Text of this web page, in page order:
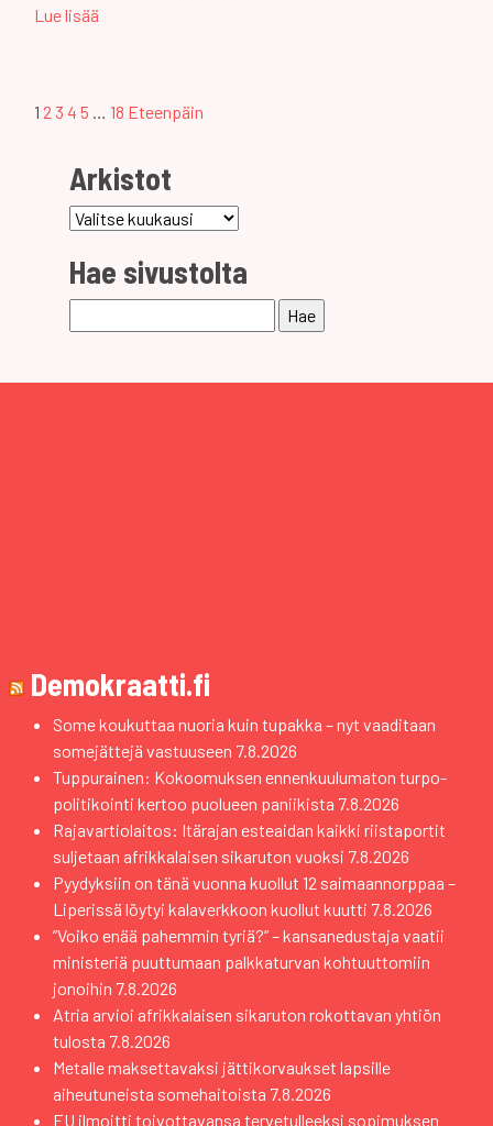
Lue lisää
Artikkeleiden
1 2 3 4 5 … 18 Eteenpäin
Arkistot
Arkistot
Hae sivustolta
Demokraatti.fi
Some koukuttaa nuoria kuin tupakka – nyt vaaditaan
somejättejä vastuuseen 7.8.2026
Tuppurainen: Kokoomuksen ennenkuulumaton turpo-
politikointi kertoo puolueen paniikista 7.8.2026
Rajavartiolaitos: Itärajan esteaidan kaikki riistaportit
suljetaan afrikkalaisen sikaruton vuoksi 7.8.2026
Pyydyksiin on tänä vuonna kuollut 12 saimaannorppaa –
Liperissä löytyi kalaverkkoon kuollut kuutti 7.8.2026
”Voiko enää pahemmin tyriä?” – kansanedustaja vaatii
ministeriä puuttumaan palkkaturvan kohtuuttomiin
jonoihin 7.8.2026
Atria arvioi afrikkalaisen sikaruton rokottavan yhtiön
tulosta 7.8.2026
Metalle maksettavaksi jättikorvaukset lapsille
aiheutuneista somehaitoista 7.8.2026
EU ilmoitti toivottavansa tervetulleeksi sopimuksen